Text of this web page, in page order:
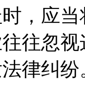
，应
往忽
律纠纷